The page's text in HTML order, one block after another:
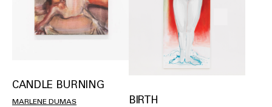
CANDLE BURNING
MARLENE DUMAS BIRTH